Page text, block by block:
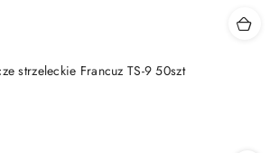
strzeleckie Francuz TS-9 50szt